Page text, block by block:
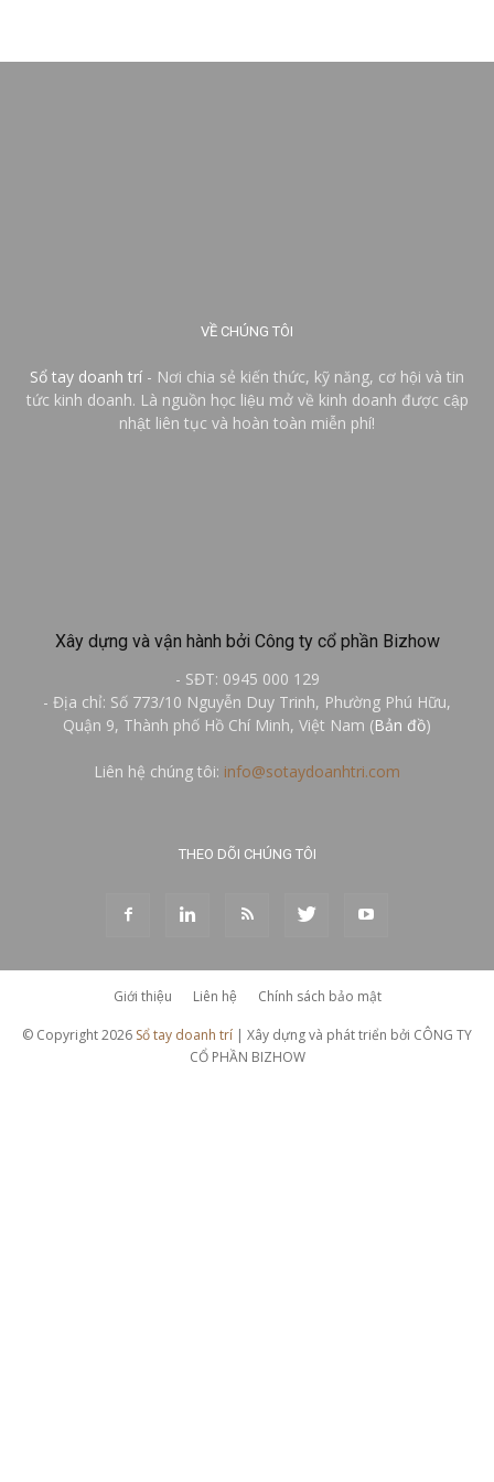
VỀ CHÚNG TÔI
Sổ tay doanh trí - Nơi chia sẻ kiến thức, kỹ năng, cơ hội và tin
tức kinh doanh. Là nguồn học liệu mở về kinh doanh được cập
nhật liên tục và hoàn toàn miễn phí!
Xây dựng và vận hành bởi Công ty cổ phần Bizhow
- SĐT: 0945 000 129
- Địa chỉ: Số 773/10 Nguyễn Duy Trinh, Phường Phú Hữu,
Quận 9, Thành phố Hồ Chí Minh, Việt Nam (Bản đồ)
Liên hệ chúng tôi: info@sotaydoanhtri.com
THEO DÕI CHÚNG TÔI
Giới thiệu Liên hệ Chính sách bảo mật
© Copyright 2026 Sổ tay doanh trí | Xây dựng và phát triển bởi CÔNG TY
CỔ PHẦN BIZHOW